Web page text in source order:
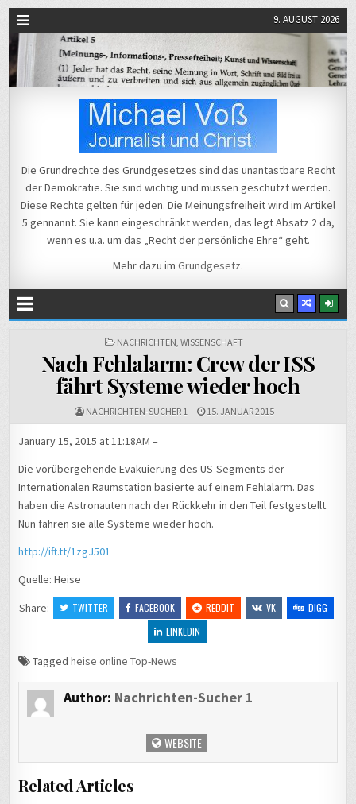
9. AUGUST 2026
Michael Voß
Die Grundrechte des Grundgesetzes sind das unantastbare Recht
der Demokratie. Sie sind wichtig und müssen geschützt werden.
Diese Rechte gelten für jeden. Die Meinungsfreiheit wird im Artikel
5 gennannt. Sie kann eingeschränkt werden, das legt Absatz 2 da,
wenn es u.a. um das „Recht der persönliche Ehre“ geht.
Mehr dazu im Grundgesetz.
POSTED
IN
NACHRICHTEN, WISSENSCHAFT
Nach Fehlalarm: Crew der ISS
fährt Systeme wieder hoch
NACHRICHTEN-SUCHER 1 15. JANUAR 2015
January 15, 2015 at 11:18AM –
Die vorübergehende Evakuierung des US-Segments der
Internationalen Raumstation basierte auf einem Fehlalarm. Das
haben die Astronauten nach der Rückkehr in den Teil festgestellt.
Nun fahren sie alle Systeme wieder hoch.
http://ift.tt/1zgJ501
Quelle: Heise
Share:
TWITTER FACEBOOK REDDIT VK
DIGG
LINKEDIN
Taggedheise online Top-News
Author: Nachrichten-Sucher 1
WEBSITE
Related Articles